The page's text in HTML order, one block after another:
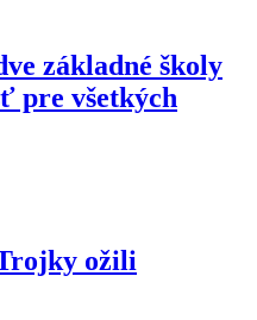
základné školy
pre všetkých
ožili